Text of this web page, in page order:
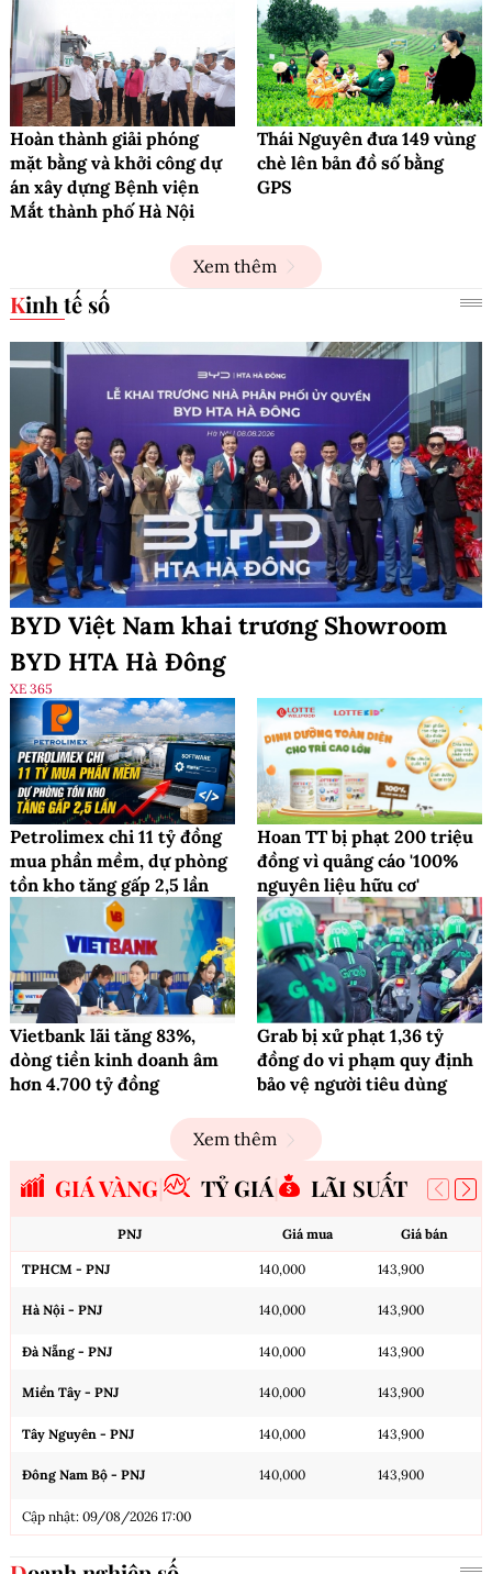
Hoàn thành giải phóng
mặt bằng và khởi công dự
án xây dựng Bệnh viện
Mắt thành phố Hà Nội
Thái Nguyên đưa 149 vùng
chè lên bản đồ số bằng
GPS
Xem thêm
Kinh tế số
BYD Việt Nam khai trương Showroom
BYD HTA Hà Đông
XE 365
Petrolimex chi 11 tỷ đồng
mua phần mềm, dự phòng
tồn kho tăng gấp 2,5 lần
Hoan TT bị phạt 200 triệu
đồng vì quảng cáo '100%
nguyên liệu hữu cơ'
Vietbank lãi tăng 83%,
dòng tiền kinh doanh âm
hơn 4.700 tỷ đồng
Grab bị xử phạt 1,36 tỷ
đồng do vi phạm quy định
bảo vệ người tiêu dùng
Xem thêm
GIÁ VÀNG TỶ GIÁ LÃI SUẤT
PNJ Giá mua Giá bán
TPHCM - PNJ 140,000 143,900
Hà Nội - PNJ 140,000 143,900
Đà Nẵng - PNJ 140,000 143,900
Miền Tây - PNJ 140,000 143,900
Tây Nguyên - PNJ 140,000 143,900
Đông Nam Bộ - PNJ 140,000 143,900
Cập nhật: 09/08/2026 17:00